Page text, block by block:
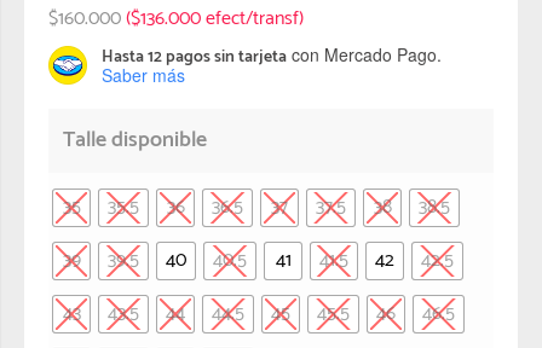
$160.000($136.000 efect/transf)
Hasta 12 pagos sin tarjeta con Mercado Pago.
Saber más
Talle disponible
35 35.5 36 36.5 37 37.5 38
38.5
39
39.5 40 40.5 41 41.5 42
42.5
43
43.5 44 44.5 45 45.5 46
46.5